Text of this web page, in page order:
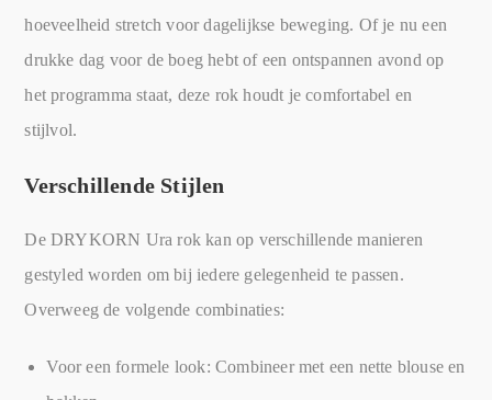
hoeveelheid stretch voor dagelijkse beweging. Of je nu een
drukke dag voor de boeg hebt of een ontspannen avond op
het programma staat, deze rok houdt je comfortabel en
stijlvol.
Verschillende Stijlen
De DRYKORN Ura rok kan op verschillende manieren
gestyled worden om bij iedere gelegenheid te passen.
Overweeg de volgende combinaties:
Voor een formele look: Combineer met een nette blouse en